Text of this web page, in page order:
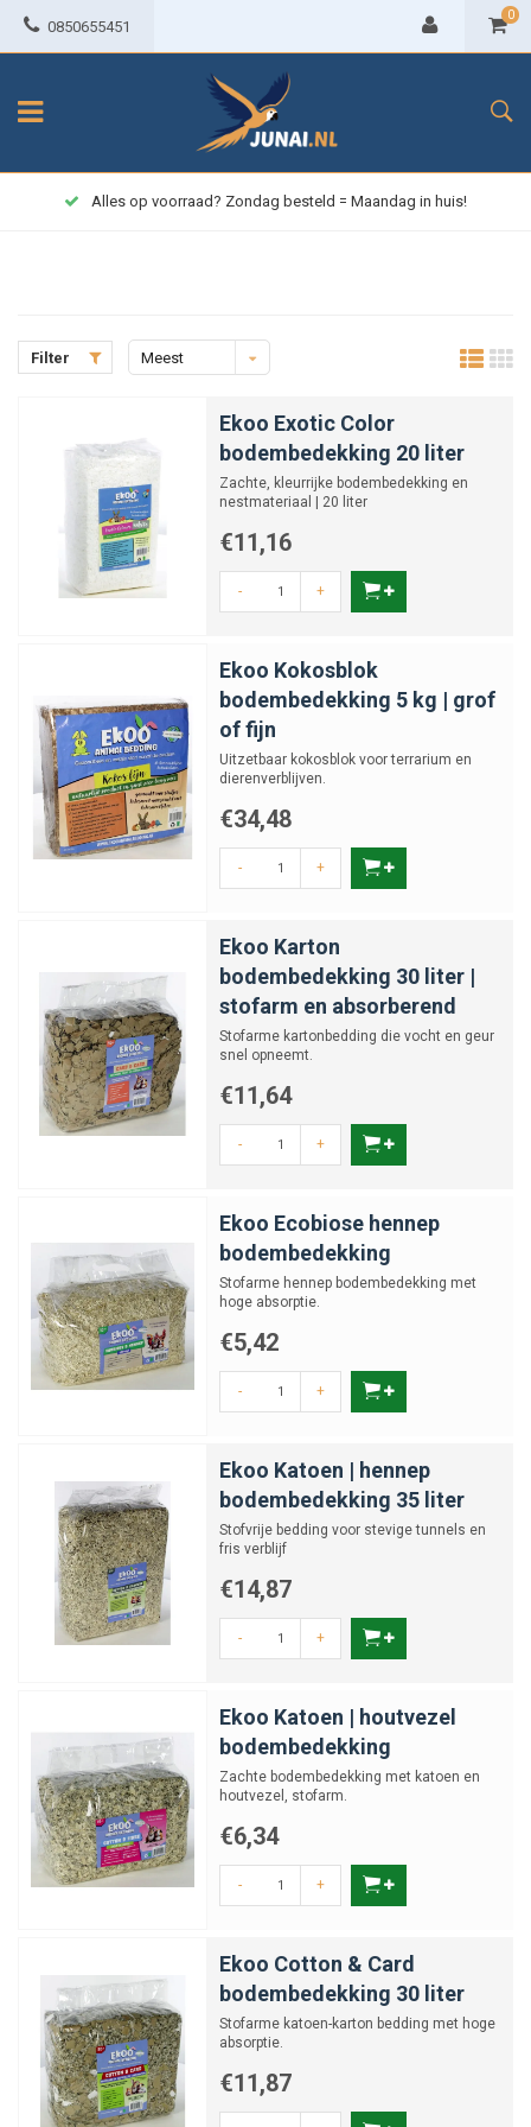
0850655451
0
Alles op voorraad? Zondag besteld = Maandag in huis!
Filter
Meest
Ekoo Exotic Color
bodembedekking 20 liter
Zachte, kleurrijke bodembedekking en
nestmateriaal | 20 liter
€11,16
- +
Ekoo Kokosblok
bodembedekking 5 kg | grof
of fijn
Uitzetbaar kokosblok voor terrarium en
dierenverblijven.
€34,48
- +
Ekoo Karton
bodembedekking 30 liter |
stofarm en absorberend
Stofarme kartonbedding die vocht en geur
snel opneemt.
€11,64
- +
Ekoo Ecobiose hennep
bodembedekking
Stofarme hennep bodembedekking met
hoge absorptie.
€5,42
- +
Ekoo Katoen | hennep
bodembedekking 35 liter
Stofvrije bedding voor stevige tunnels en
fris verblijf
€14,87
- +
Ekoo Katoen | houtvezel
bodembedekking
Zachte bodembedekking met katoen en
houtvezel, stofarm.
€6,34
- +
Ekoo Cotton & Card
bodembedekking 30 liter
Stofarme katoen-karton bedding met hoge
absorptie.
€11,87